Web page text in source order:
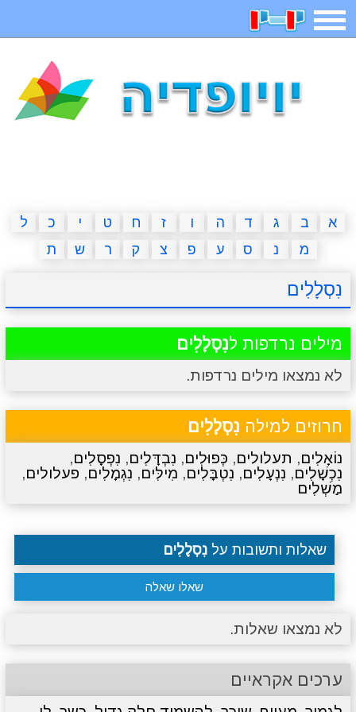
תפריט
איש תלוי מדריכים פוקימון גו מצא הבדלים
יצירה משחקי בנות אשליות חדשות
א ב ג ד ה ו ז ח ט י כ
ל
מ
נ ס ע פ צ ק ר ש ת
נִסְלָלִים
מילים נרדפות לנִסְלָלִים
לא נמצאו מילים נרדפות.
חרוזים למילה נִסְלָלִים
נוֹאָלִים, תעלולים, כְּפוּלִים, נִבְדָּלִים, נִפְסָלִים,
נִכְשָׁלִים, נִנְעָלִים, נִטְבָּלִים, מִילִּים, נִגְמָלִים, פעלולים,
מַשְׁלִים
שאלות ותשובות על נִסְלָלִים
שאלו שאלה
לא נמצאו שאלות.
ערכים אקראיים